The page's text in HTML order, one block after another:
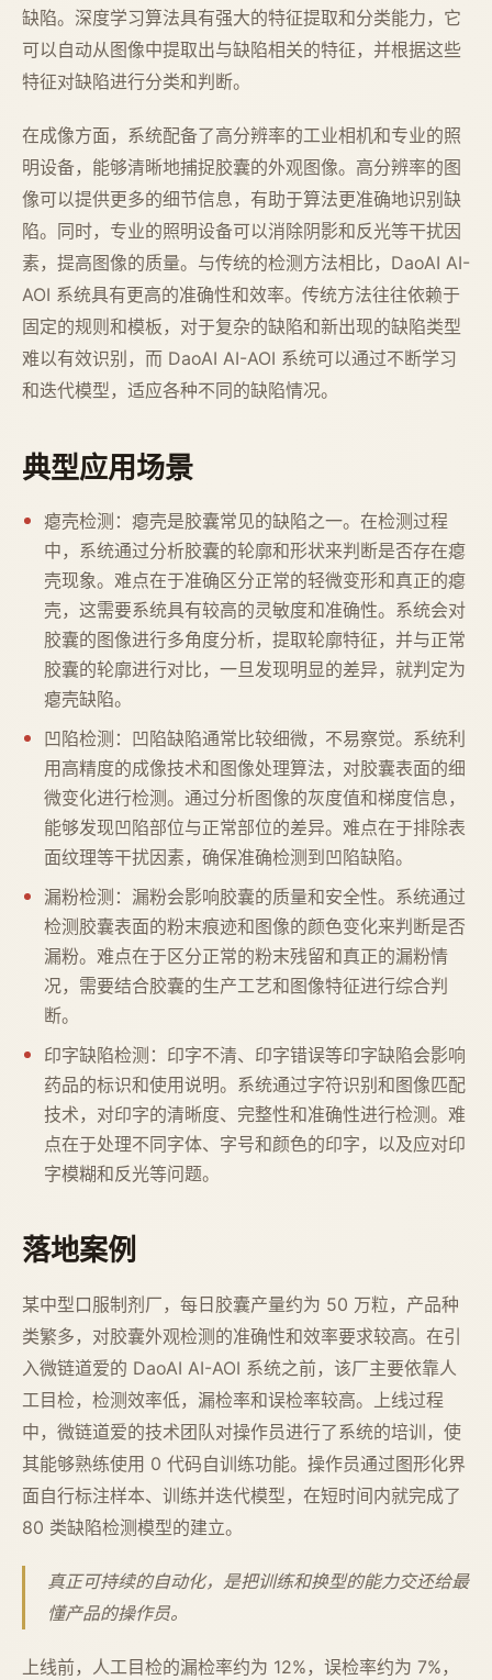
缺陷。深度学习算法具有强大的特征提取和分类能力，它
可以自动从图像中提取出与缺陷相关的特征，并根据这些
特征对缺陷进行分类和判断。
在成像方面，系统配备了高分辨率的工业相机和专业的照
明设备，能够清晰地捕捉胶囊的外观图像。高分辨率的图
像可以提供更多的细节信息，有助于算法更准确地识别缺
陷。同时，专业的照明设备可以消除阴影和反光等干扰因
素，提高图像的质量。与传统的检测方法相比，DaoAI AI-
AOI 系统具有更高的准确性和效率。传统方法往往依赖于
固定的规则和模板，对于复杂的缺陷和新出现的缺陷类型
难以有效识别，而 DaoAI AI-AOI 系统可以通过不断学习
和迭代模型，适应各种不同的缺陷情况。
典型应用场景
瘪壳检测：瘪壳是胶囊常见的缺陷之一。在检测过程
中，系统通过分析胶囊的轮廓和形状来判断是否存在瘪
壳现象。难点在于准确区分正常的轻微变形和真正的瘪
壳，这需要系统具有较高的灵敏度和准确性。系统会对
胶囊的图像进行多角度分析，提取轮廓特征，并与正常
胶囊的轮廓进行对比，一旦发现明显的差异，就判定为
瘪壳缺陷。
凹陷检测：凹陷缺陷通常比较细微，不易察觉。系统利
用高精度的成像技术和图像处理算法，对胶囊表面的细
微变化进行检测。通过分析图像的灰度值和梯度信息，
能够发现凹陷部位与正常部位的差异。难点在于排除表
面纹理等干扰因素，确保准确检测到凹陷缺陷。
漏粉检测：漏粉会影响胶囊的质量和安全性。系统通过
检测胶囊表面的粉末痕迹和图像的颜色变化来判断是否
漏粉。难点在于区分正常的粉末残留和真正的漏粉情
况，需要结合胶囊的生产工艺和图像特征进行综合判
断。
印字缺陷检测：印字不清、印字错误等印字缺陷会影响
药品的标识和使用说明。系统通过字符识别和图像匹配
技术，对印字的清晰度、完整性和准确性进行检测。难
点在于处理不同字体、字号和颜色的印字，以及应对印
字模糊和反光等问题。
落地案例
某中型口服制剂厂，每日胶囊产量约为 50 万粒，产品种
类繁多，对胶囊外观检测的准确性和效率要求较高。在引
入微链道爱的 DaoAI AI-AOI 系统之前，该厂主要依靠人
工目检，检测效率低，漏检率和误检率较高。上线过程
中，微链道爱的技术团队对操作员进行了系统的培训，使
其能够熟练使用 0 代码自训练功能。操作员通过图形化界
面自行标注样本、训练并迭代模型，在短时间内就完成了
80 类缺陷检测模型的建立。
真正可持续的自动化，是把训练和换型的能力交还给最
懂产品的操作员。
上线前，人工目检的漏检率约为 12%，误检率约为 7%，